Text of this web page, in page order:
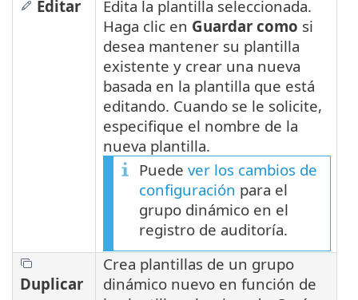
Editar
Edita la plantilla seleccionada.
Haga clic en Guardar como si
desea mantener su plantilla
existente y crear una nueva
basada en la plantilla que está
editando. Cuando se le solicite,
especifique el nombre de la
nueva plantilla.
Puede ver los cambios de
configuración para el
grupo dinámico en el
registro de auditoría.
Duplicar
Crea plantillas de un grupo
dinámico nuevo en función de